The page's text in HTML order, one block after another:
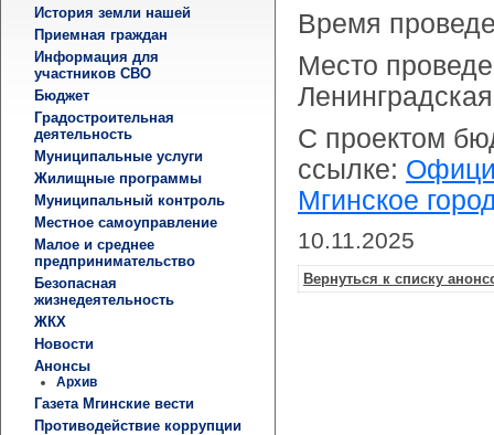
История земли нашей
Приемная граждан
Информация для
участников СВО
Бюджет
Градостроительная
деятельность
Муниципальные услуги
Жилищные программы
Муниципальный контроль
Местное самоуправление
Малое и среднее
предпринимательство
Безопасная
жизнедеятельность
ЖКХ
Новости
Анонсы
Архив
Газета Мгинские вести
Противодействие коррупции
Время
Место
С проектом
ссылке:
Мгинское
10.11.2025
Вернуться к списку